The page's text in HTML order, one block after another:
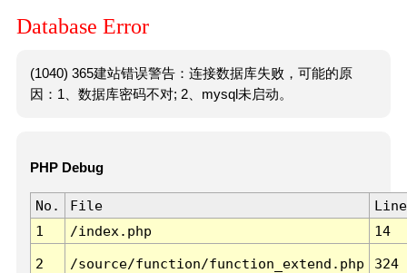
Database Error
(1040) 365建站错误警告：连接数据库失败，可能的原
因：1、数据库密码不对; 2、mysql未启动。
PHP Debug
No. File
Line
1
/index.php 14
2 /source/function/function_extend.php 324